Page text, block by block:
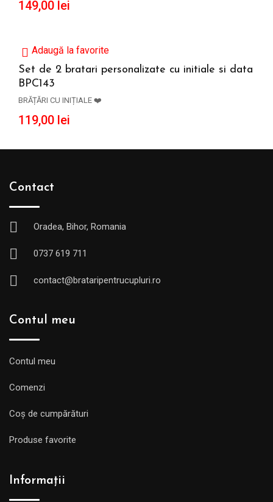
149,00 lei
Adaugă la favorite
Set de 2 bratari personalizate cu initiale si data
BPC143
BRĂȚĂRI CU INIȚIALE ❤️
119,00 lei
Contact
Oradea, Bihor, Romania
0737 619 711
contact@brataripentrucupluri.ro
Contul meu
Contul meu
Comenzi
Coș de cumpărături
Produse favorite
Informații